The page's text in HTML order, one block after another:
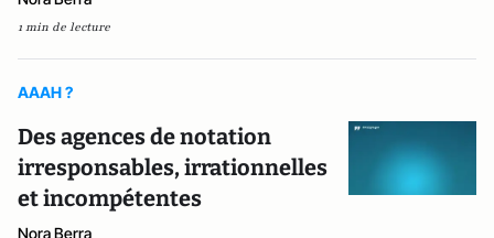
1 min de lecture
AAAH ?
Des agences de notation
irresponsables, irrationnelles
et incompétentes
Nora Berra